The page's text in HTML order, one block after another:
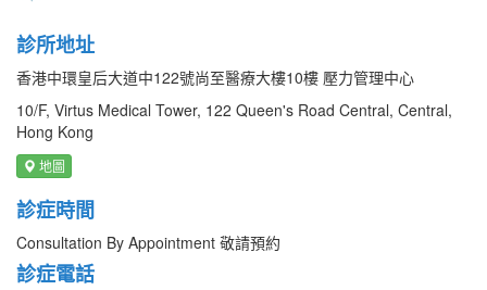
診所地址
香港中環皇后大道中122號尚至醫療大樓10樓 壓力管理中心
10/F, Virtus Medical Tower, 122 Queen's Road Central, Central,
Hong Kong
地圖
診症時間
Consultation By Appointment 敬請預約
診症電話